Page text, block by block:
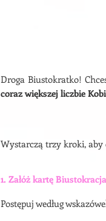
Droga Biustokratko!
coraz większej liczbie
Wystarczą trzy kroki, aby
1. Załóż kartę
Postępuj według